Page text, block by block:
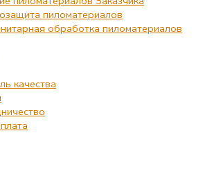
пиломатериалов
обработка пиломатериалов
качества